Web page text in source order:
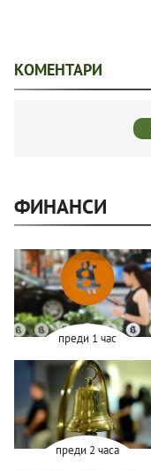
КОМЕНТАРИ
ФИНАНСИ
преди 1 час
преди 2 часа